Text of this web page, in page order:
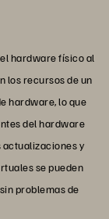
hardware físico al
los recursos de un
hardware, lo que
del hardware
y
se pueden
problemas de